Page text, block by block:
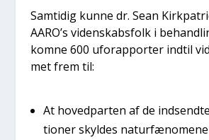
Sam­ti­dig kun­ne dr. Sean
AARO’s viden­skabs­folk i
kom­ne 600 uforap­por­ter ind­til
met frem til:
At hoved­par­ten af de
tio­ner skyl­des